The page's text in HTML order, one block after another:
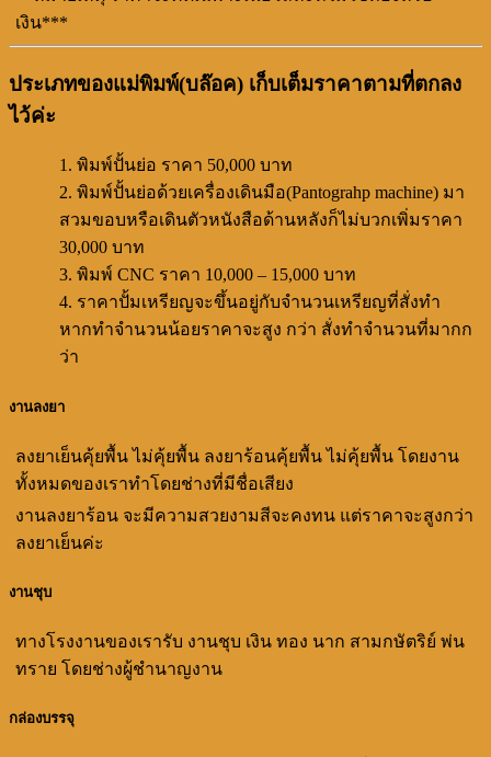
เงิน***
ประเภทของแม่พิมพ์(บล๊อค) เก็บเต็มราคาตามที่ตกลง
ไว้ค่ะ
พิมพ์ปั้นย่อ ราคา 50,000 บาท
พิมพ์ปั้นย่อด้วยเครื่องเดินมือ(Pantograhp machine) มา
สวมขอบหรือเดินตัวหนังสือด้านหลังก็ไม่บวกเพิ่มราคา
30,000 บาท
พิมพ์ CNC ราคา 10,000 – 15,000 บาท
ราคาปั้มเหรียญจะขึ้นอยู่กับจำนวนเหรียญที่สั่งทำ
หากทำจำนวนน้อยราคาจะสูง กว่า สั่งทำจำนวนที่มากก
ว่า
งานลงยา
ลงยาเย็นคุ้ยพื้น ไม่คุ้ยพื้น ลงยาร้อนคุ้ยพื้น ไม่คุ้ยพื้น โดยงาน
ทั้งหมดของเราทำโดยช่างที่มีชื่อเสียง
งานลงยาร้อน จะมีความสวยงามสีจะคงทน แต่ราคาจะสูงกว่า
ลงยาเย็นค่ะ
งานชุบ
ทางโรงงานของเรารับ งานชุบ เงิน ทอง นาก สามกษัตริย์ พ่น
ทราย โดยช่างผู้ชำนาญงาน
กล่องบรรจุ